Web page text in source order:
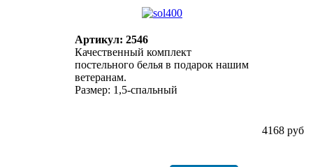
Артикул: 2546
Качественный комплект
постельного белья в подарок нашим
ветеранам.
Размер: 1,5-спальный
4168 руб